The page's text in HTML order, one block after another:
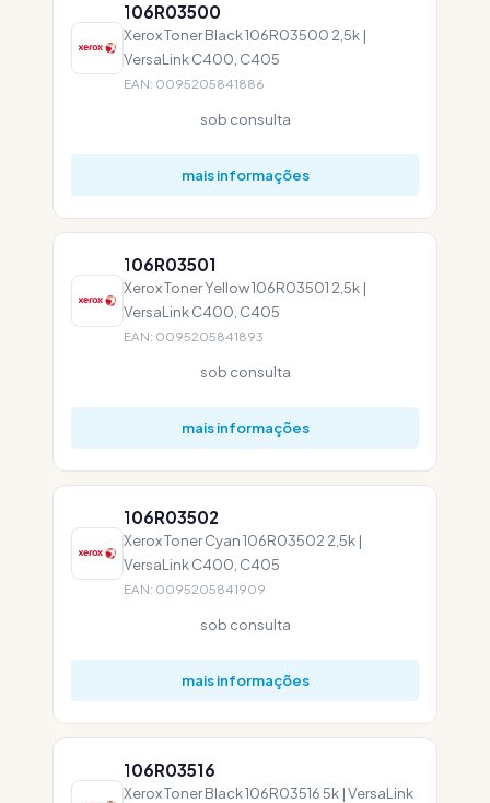
106R03500
Xerox Toner Black 106R03500 2,5k |
VersaLink C400, C405
EAN: 0095205841886
sob consulta
mais informações
106R03501
Xerox Toner Yellow 106R03501 2,5k |
VersaLink C400, C405
EAN: 0095205841893
sob consulta
mais informações
106R03502
Xerox Toner Cyan 106R03502 2,5k |
VersaLink C400, C405
EAN: 0095205841909
sob consulta
mais informações
106R03516
Xerox Toner Black 106R03516 5k | VersaLink